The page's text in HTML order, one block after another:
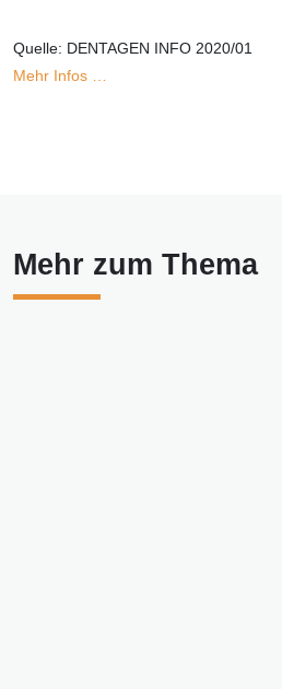
Quelle: DENTAGEN INFO 2020/01
Mehr Infos …
Mehr zum Thema